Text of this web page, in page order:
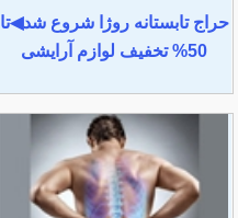
حراج تابستانه روژا شروع شد◀تا
50% تخفیف لوازم آرایشی